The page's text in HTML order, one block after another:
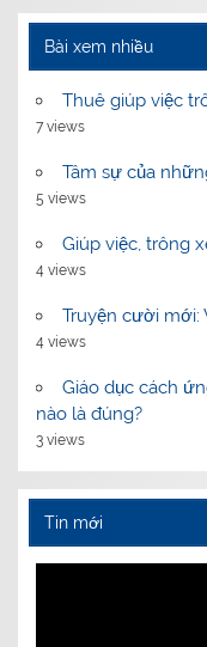
Bài xem nhiều
Thuê giúp việc
7 views
Tâm sự của
5 views
Giúp việc, trông
4 views
Truyện cười mới:
4 views
Giáo dục cách
nào là đúng?
3 views
Tin mới
Video